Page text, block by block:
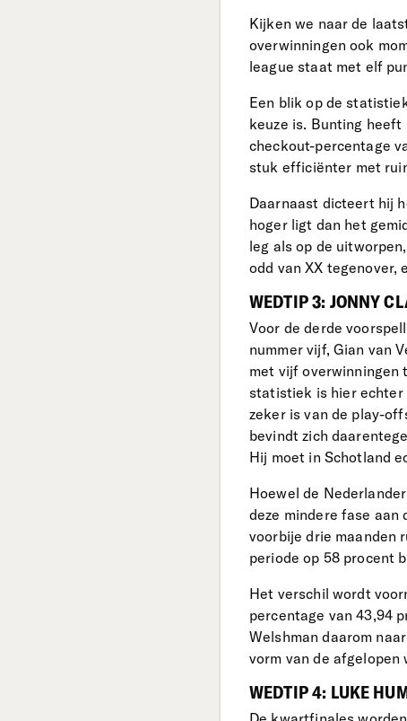
Kijken we naar de
overwinningen ook
league staat met elf
Een blik op de
keuze is. Bunting
checkout-percentage
stuk efficiënter met
Daarnaast dicteert hij
hoger ligt dan het
leg als op de
odd van XX tegenover,
WEDTIP 3: JONNY
Voor de derde
nummer vijf, Gian van
met vijf overwinningen
statistiek is hier echter
zeker is van de play-
bevindt zich
Hij moet in Schotland
Hoewel de
deze mindere fase
voorbije drie maanden
periode op 58 procent
Het verschil wordt
percentage van 43,94
Welshman daarom
vorm van de
WEDTIP 4: LUKE